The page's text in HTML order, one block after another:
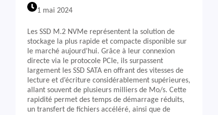
1 mai 2024
Les SSD M.2 NVMe représentent la solution de
stockage la plus rapide et compacte disponible sur
le marché aujourd’hui. Grâce à leur connexion
directe via le protocole PCIe, ils surpassent
largement les SSD SATA en offrant des vitesses de
lecture et d’écriture considérablement supérieures,
allant souvent de plusieurs milliers de Mo/s. Cette
rapidité permet des temps de démarrage réduits,
un transfert de fichiers accéléré, ainsi que de